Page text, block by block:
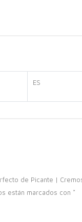
ES
de Picante |
están marcados con *